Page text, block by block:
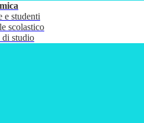
e studenti
scolastico
di studio